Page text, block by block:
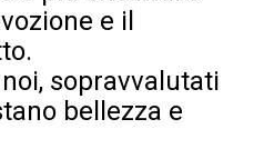
e il
sopravvalutati
bellezza e